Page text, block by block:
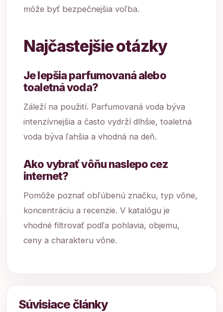
môže byť bezpečnejšia voľba.
Najčastejšie otázky
Je lepšia parfumovaná alebo
toaletná voda?
Záleží na použití. Parfumovaná voda býva
intenzívnejšia a často vydrží dlhšie, toaletná
voda býva ľahšia a vhodná na deň.
Ako vybrať vôňu naslepo cez
internet?
Pomôže poznať obľúbenú značku, typ vône,
koncentráciu a recenzie. V katalógu je
vhodné filtrovať podľa pohlavia, objemu,
ceny a charakteru vône.
Súvisiace články